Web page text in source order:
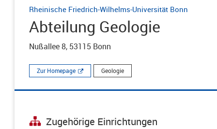
Rheinische Friedrich-Wilhelms-Universität Bonn
Abteilung Geologie
Nußallee 8, 53115 Bonn
Zur Homepage Geologie
Zugehörige Einrichtungen